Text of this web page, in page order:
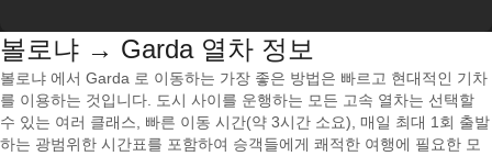
볼로냐 → Garda 열차 정보
볼로냐 에서 Garda 로 이동하는 가장 좋은 방법은 빠르고 현대적인 기차
를 이용하는 것입니다. 도시 사이를 운행하는 모든 고속 열차는 선택할
수 있는 여러 클래스, 빠른 이동 시간(약 3시간 소요), 매일 최대 1회 출발
하는 광범위한 시간표를 포함하여 승객들에게 쾌적한 여행에 필요한 모